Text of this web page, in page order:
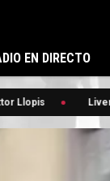
EN DIRECTO
Liverpool